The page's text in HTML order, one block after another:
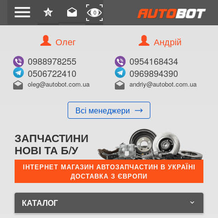
menu star
0 drafts 0
Олег
0988978255
0506722410
drafts oleg@autobot.com.ua
Всі менеджери
Андрій
0954168434
0969894390
drafts andriy@autobot.com.ua
ЗАПЧАСТИНИ
НОВІ ТА Б/У
ІНТЕРНЕТ МАГАЗИН АВТОЗАПЧАСТИН В УКРАЇНІ
ДОСТАВКА З ЄВРОПИ
КАТАЛОГ keyboard_arrow_down